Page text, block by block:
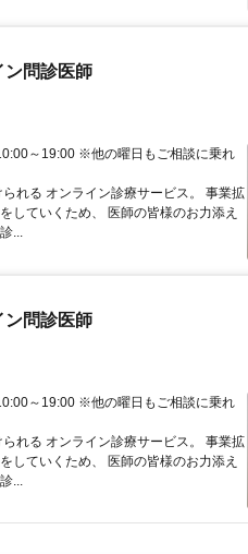
ン問診医師
～19:00 ※他の曜日もご相談に乗れ
れる オンライン診療サービス。 事業拡
していくため、 医師の皆様のお力添え
...
ン問診医師
～19:00 ※他の曜日もご相談に乗れ
れる オンライン診療サービス。 事業拡
していくため、 医師の皆様のお力添え
...